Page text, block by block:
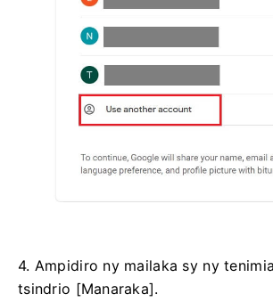
4. Ampidiro ny mailaka sy ny
tsindrio [Manaraka].